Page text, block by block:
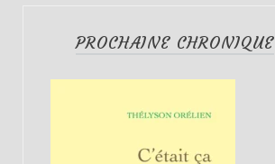
PROCHAINE CHRONIQUE